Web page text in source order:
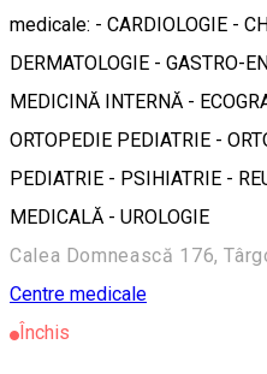
medicale: - CARDIOLOGIE -
DERMATOLOGIE - GASTRO-
MEDICINĂ INTERNĂ -
ORTOPEDIE PEDIATRIE -
PEDIATRIE - PSIHIATRIE -
MEDICALĂ - UROLOGIE
Calea Domnească 176,
Centre medicale
Închis